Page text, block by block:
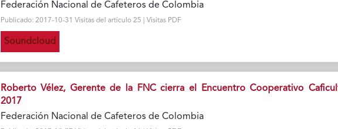
Federación Nacional de Cafeteros de Colombia
Publicado: 2017-10-31 Visitas del artículo 25 | Visitas PDF
Soundcloud
Roberto Vélez, Gerente de la FNC cierra el Encuentro Cooperativo
2017
Federación Nacional de Cafeteros de Colombia